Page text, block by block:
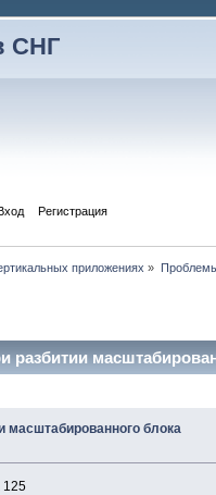
СНГ
Регистрация
приложениях »
масштабированного блока
125